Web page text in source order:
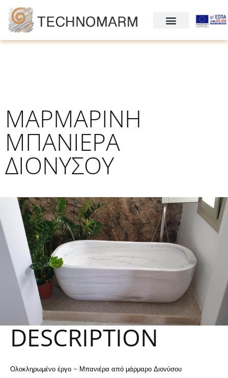
ΜΑΡΜΑΡΙΝΗ
ΜΠΑΝΙΕΡΑ
ΔΙΟΝΥΣΟΥ
DESCRIPTION
Ολοκληρωμένο έργο – Μπανιέρα από μάρμαρο Διονύσου